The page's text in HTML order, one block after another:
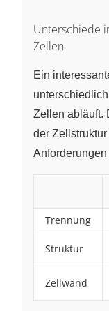
Unterschiede
Zellen
Ein
Zellen abläuft.
der
Trennung
Struktur
Zellwand